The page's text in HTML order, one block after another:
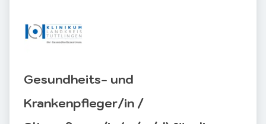
Gesundheits- und
Krankenpfleger/in /